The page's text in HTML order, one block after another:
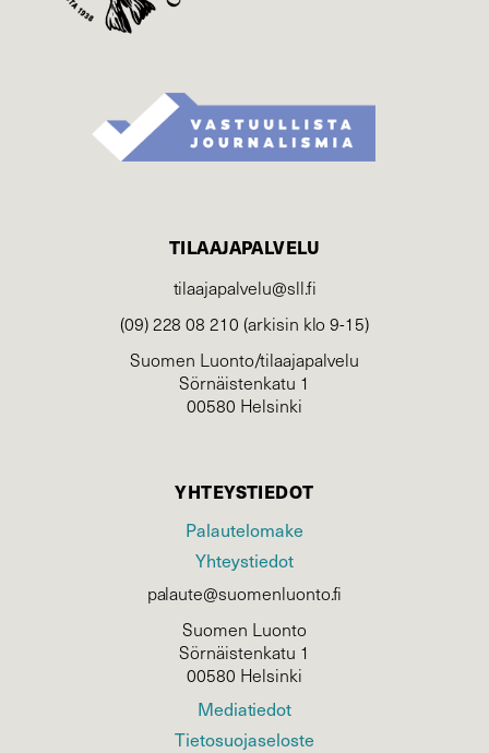
TILAAJAPALVELU
tilaajapalvelu@sll.fi
(09) 228 08 210 (arkisin klo 9-15)
Suomen Luonto/tilaajapalvelu
Sörnäistenkatu 1
00580 Helsinki
YHTEYSTIEDOT
Palautelomake
Yhteystiedot
palaute@suomenluonto.fi
Suomen Luonto
Sörnäistenkatu 1
00580 Helsinki
Mediatiedot
Tietosuojaseloste